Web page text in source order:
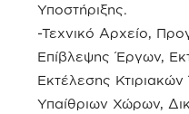
Υποστήριξης.
-Τεχνικό Αρχείο,
Επίβλεψης Έργων,
Εκτέλεσης
Υπαίθριων Χώρων,